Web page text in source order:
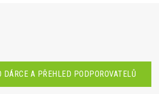
DÁRCE A PŘEHLED PODPOROVATELŮ